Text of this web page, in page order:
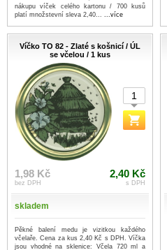
nákupu víček celého kartonu / 700 kusů
platí množstevní sleva 2,40... ...více
Víčko TO 82 - Zlaté s košnicí / ÚL
se včelou / 1 kus
1,98 Kč
bez DPH
2,40 Kč
s DPH
skladem
Pěkné balení medu je vizitkou každého
včelaře. Cena za kus 2,40 Kč s DPH. Víčka
jsou vhodné na sklenice: Včela 720 ml a